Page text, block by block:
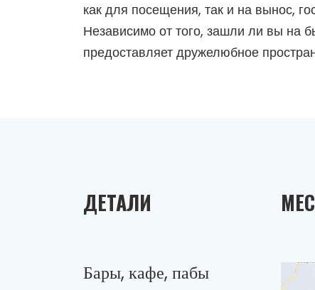
как для посещения, так и на вынос,
Независимо от того, зашли ли вы на
предоставляет дружелюбное
ДЕТАЛИ
Бары, кафе, пабы